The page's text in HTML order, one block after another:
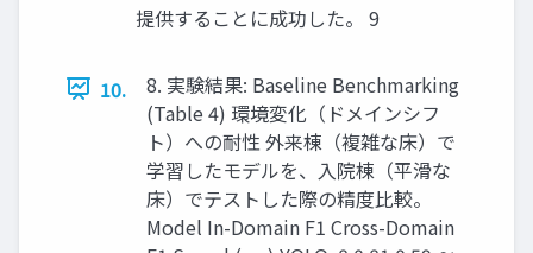
提供することに成功した。 9
10.
8. 実験結果: Baseline Benchmarking
(Table 4) 環境変化（ドメインシフ
ト）への耐性 外来棟（複雑な床）で
学習したモデルを、入院棟（平滑な
床）でテストした際の精度比較。
Model In-Domain F1 Cross-Domain